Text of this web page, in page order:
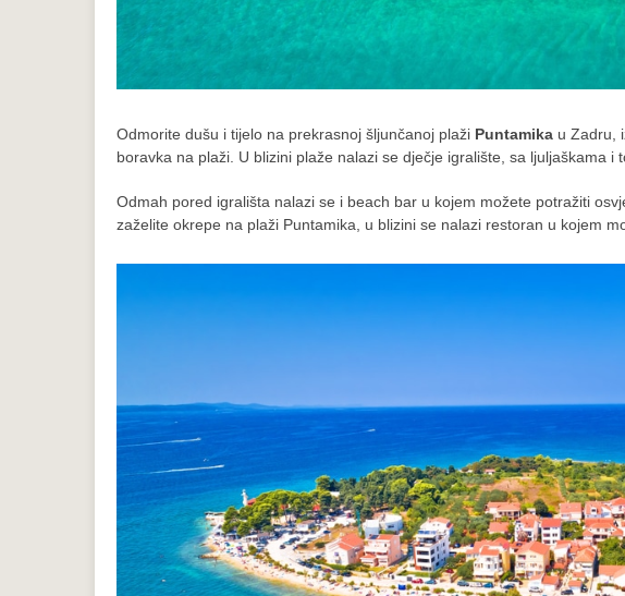
Odmorite dušu i tijelo na prekrasnoj šljunčanoj plaži Puntamika u Zadru,
boravka na plaži. U blizini plaže nalazi se dječje igralište, sa ljuljaškama
Odmah pored igrališta nalazi se i beach bar u kojem možete potražiti
zaželite okrepe na plaži Puntamika, u blizini se nalazi restoran u kojem